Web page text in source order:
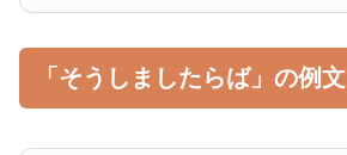
「そうしましたらば」の例文